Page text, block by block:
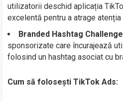
utilizatorii deschid aplicația
excelentă pentru a atrage atenția
Branded Hashtag
sponsorizate care încurajează
folosind un hashtag asociat cu
Cum să folosești TikTok Ads: